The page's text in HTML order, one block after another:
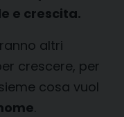
e crescita.
altri
crescere, per
cosa vuol
.